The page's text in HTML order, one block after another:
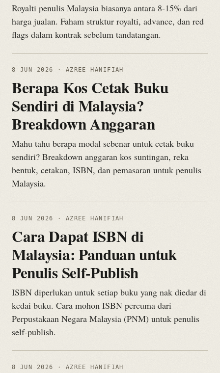
Royalti penulis Malaysia biasanya antara 8-15% dari
harga jualan. Faham struktur royalti, advance, dan red
flags dalam kontrak sebelum tandatangan.
8 JUN 2026 · AZREE HANIFIAH
Berapa Kos Cetak Buku
Sendiri di Malaysia?
Breakdown Anggaran
Mahu tahu berapa modal sebenar untuk cetak buku
sendiri? Breakdown anggaran kos suntingan, reka
bentuk, cetakan, ISBN, dan pemasaran untuk penulis
Malaysia.
8 JUN 2026 · AZREE HANIFIAH
Cara Dapat ISBN di
Malaysia: Panduan untuk
Penulis Self-Publish
ISBN diperlukan untuk setiap buku yang nak diedar di
kedai buku. Cara mohon ISBN percuma dari
Perpustakaan Negara Malaysia (PNM) untuk penulis
self-publish.
8 JUN 2026 · AZREE HANIFIAH